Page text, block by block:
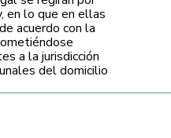
en lo que en ellas
acuerdo con la
a la jurisdicción
del domicilio